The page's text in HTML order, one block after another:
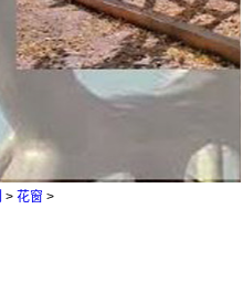
> 花窗 >